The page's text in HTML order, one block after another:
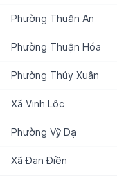
Phường Thuận An
Phường Thuận Hóa
Phường Thủy Xuân
Xã Vinh Lộc
Phường Vỹ Dạ
Xã Đan Điền